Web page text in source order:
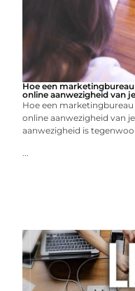
Hoe een
online aanwezigheid van
Hoe een
online aanwezigheid van
aanwezigheid is
...